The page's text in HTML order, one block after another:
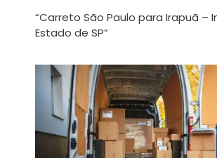
“Carreto São Paulo para Irapuã –
Estado de SP”